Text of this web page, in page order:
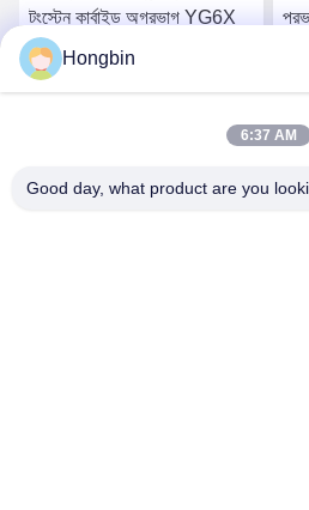
টংস্টেন কার্বাইড অগ্রভাগ YG6X
Hongbin
6:37 AM
Good day, what product are you